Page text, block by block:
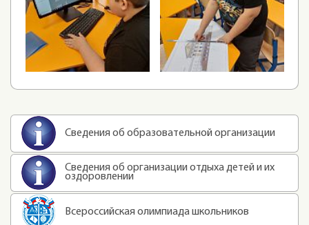
Сведения об образовательной организации
Сведения об организации отдыха детей и их
оздоровлении
Всероссийская олимпиада школьников